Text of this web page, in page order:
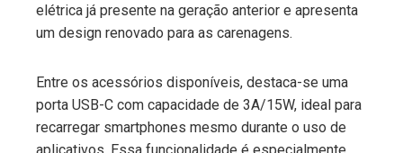
elétrica já presente na geração anterior e apresenta
um design renovado para as carenagens.
Entre os acessórios disponíveis, destaca-se uma
porta USB-C com capacidade de 3A/15W, ideal para
recarregar smartphones mesmo durante o uso de